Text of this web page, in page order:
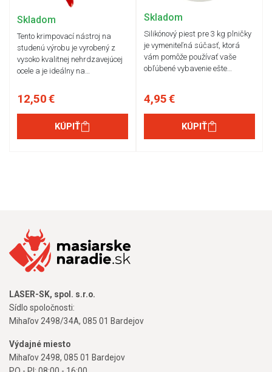
Skladom
Tento krimpovací nástroj na
studenú výrobu je vyrobený z
vysoko kvalitnej nehrdzavejúcej
ocele a je ideálny na…
12,50 €
KÚPIŤ
Skladom
Silikónový piest pre 3 kg plničky
je vymeniteľná súčasť, ktorá
vám pomôže používať vaše
obľúbené vybavenie ešte…
4,95 €
KÚPIŤ
LASER-SK, spol. s.r.o.
Sídlo spoločnosti:
Mihaľov 2498/34A, 085 01 Bardejov
Výdajné miesto
Mihaľov 2498, 085 01 Bardejov